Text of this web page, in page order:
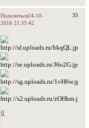
Поделиться 35
24-10-
2016 21:35:42
0